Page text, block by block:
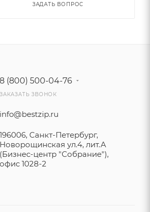
ЗАДАТЬ ВОПРОС
8 (800) 500-04-76
ЗАКАЗАТЬ ЗВОНОК
info@bestzip.ru
196006, Санкт-Петербург,
Новорощинская ул.4, лит.А
(Бизнес-центр "Собрание"),
офис 1028-2